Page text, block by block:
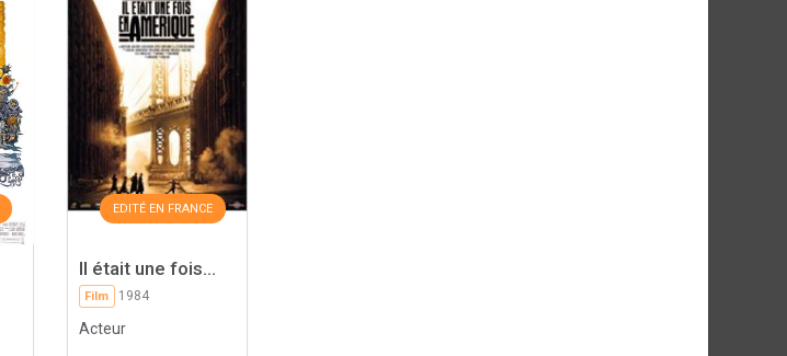
EDITÉ EN FRANCE
Il était une fois...
Film 1984
Acteur